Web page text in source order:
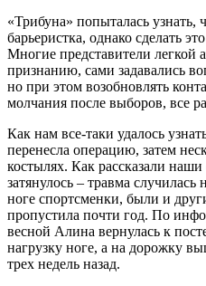
«Трибуна» попыталась узнать,
барьеристка, однако сделать
Многие представители легкой
признанию, сами задавались
но при этом возобновлять
молчания после выборов, все
Как нам все-таки удалось
перенесла операцию, затем
костылях. Как рассказали
затянулось – травма
ноге спортсменки, были и
пропустила почти год. По
весной Алина вернулась к
нагрузку ноге, а на дорожку
трех недель назад.